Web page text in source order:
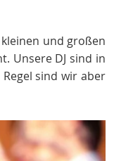
und großen
Unsere DJ sind in
sind wir aber